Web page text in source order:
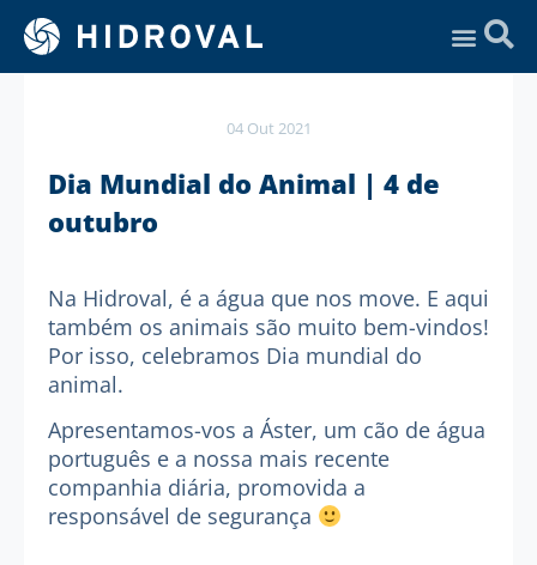
04 Out 2021
Dia Mundial do Animal | 4 de
outubro
Na Hidroval, é a água que nos move. E aqui
também os animais são muito bem-vindos!
Por isso, celebramos Dia mundial do
animal.
Apresentamos-vos a Áster, um cão de água
português e a nossa mais recente
companhia diária, promovida a
responsável de segurança